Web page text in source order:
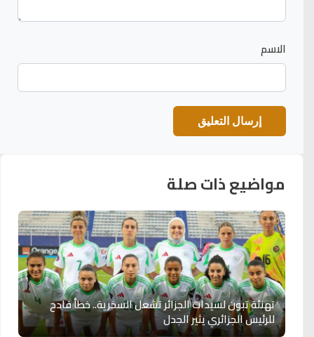
الاسم
مواضيع ذات صلة
تهنئة تبون لسيدات الجزائر تشعل السخرية.. خطأ فادح
للرئيس الجزائري يثير الجدل